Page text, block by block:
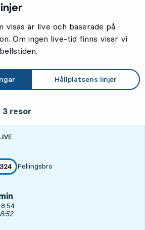
visas är live och baserade på
Om ingen live-tid finns visar vi
Hållplatsens linjer
3 resor
linje
324 Fellingsbro
Kl. 18:54, om 16 min
avgångstid